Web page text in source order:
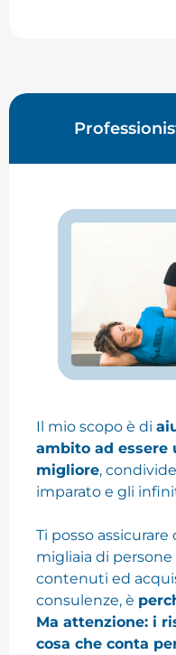
Il mio scopo è di
ambito ad essere
migliore,
imparato e gli
Ti posso
migliaia di
contenuti ed
consulenze, è
Ma attenzione: i
cosa che conta